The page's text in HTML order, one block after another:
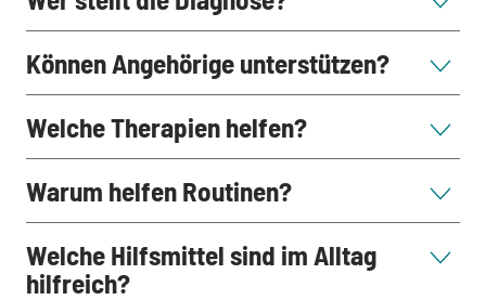
Können Angehörige unterstützen?
Welche Therapien helfen?
Warum helfen Routinen?
Welche Hilfsmittel sind im Alltag
hilfreich?